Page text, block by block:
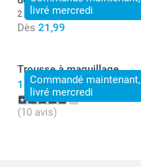
livré mercredi
2 variantes
Dès 21,99
Commandé maintenant,
livré mercredi
Trousse à maquillage
18,99
(10 avis)